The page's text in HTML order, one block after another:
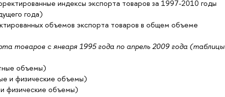
индексы экспорта товаров за 1997-2010 годы
года)
объемов экспорта товаров в общем объеме
товаров с января 1995 года по апрель 2009 года (таблицы
объемы)
и физические объемы)
физические объемы)